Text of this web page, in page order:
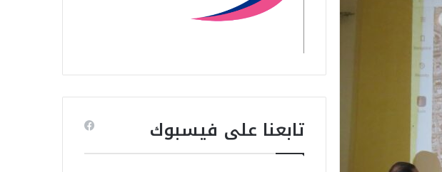
تابعنا على فيسبوك